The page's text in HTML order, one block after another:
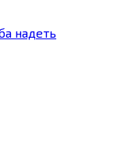
надеть